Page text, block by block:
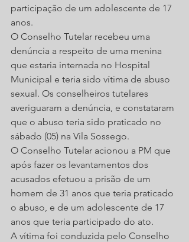
participação de um adolescente de 17
anos.
O Conselho Tutelar recebeu uma
denúncia a respeito de uma menina
que estaria internada no Hospital
Municipal e teria sido vítima de abuso
sexual. Os conselheiros tutelares
averiguaram a denúncia, e constataram
que o abuso teria sido praticado no
sábado (05) na Vila Sossego.
O Conselho Tutelar acionou a PM que
após fazer os levantamentos dos
acusados efetuou a prisão de um
homem de 31 anos que teria praticado
o abuso, e de um adolescente de 17
anos que teria participado do ato.
A vítima foi conduzida pelo Conselho